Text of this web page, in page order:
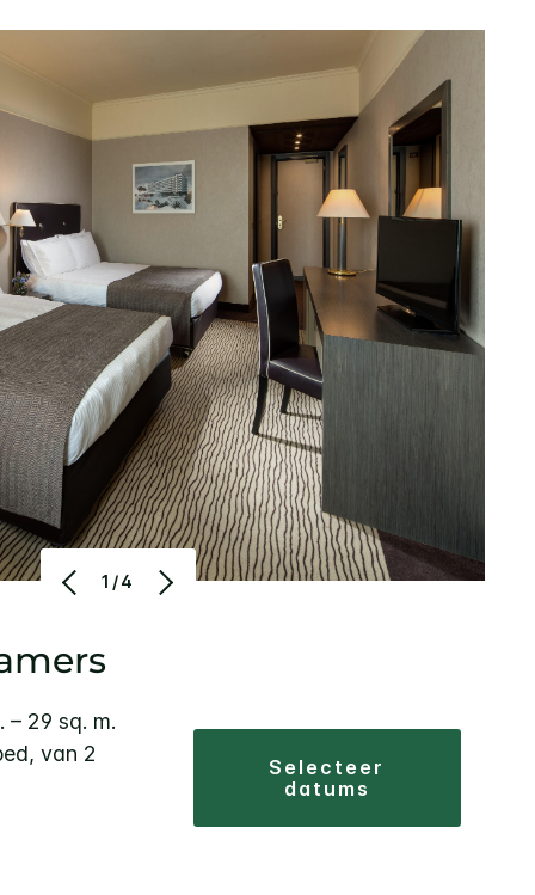
1/4
– 29 sq. m.
van 2
selecteer
datums